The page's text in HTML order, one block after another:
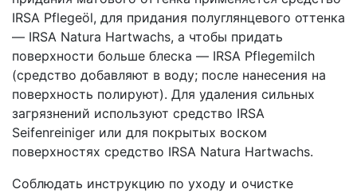
IRSA Pflegeöl, для придания полуглянцевого оттенка
— IRSA Natura Hartwachs, а чтобы придать
поверхности больше блеска — IRSA Pflegemilch
(средство добавляют в воду; после нанесения на
поверхность полируют). Для удаления сильных
загрязнений используют средство IRSA
Seifenreiniger или для покрытых воском
поверхностях средство IRSA Natura Hartwachs.
Соблюдать инструкцию по уходу и очистке